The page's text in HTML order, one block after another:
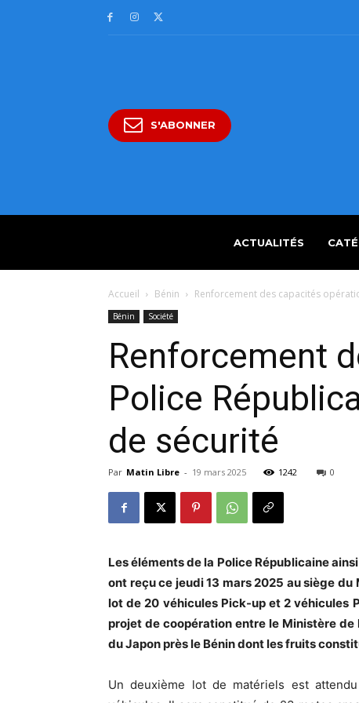
S'ABONNER
ACTUALITÉS
Accueil Bénin Renforcement des capacités
Bénin Société
Renforcement
Police
de sécurité
Par Matin Libre - 19 mars 2025 1242 0
Les éléments de la Police Républicaine
ont reçu ce jeudi 13 mars 2025 au siège
lot de 20 véhicules Pick-up et 2 véhicules
projet de coopération entre le Ministère de
du Japon près le Bénin dont les fruits
Un deuxième lot de matériels est